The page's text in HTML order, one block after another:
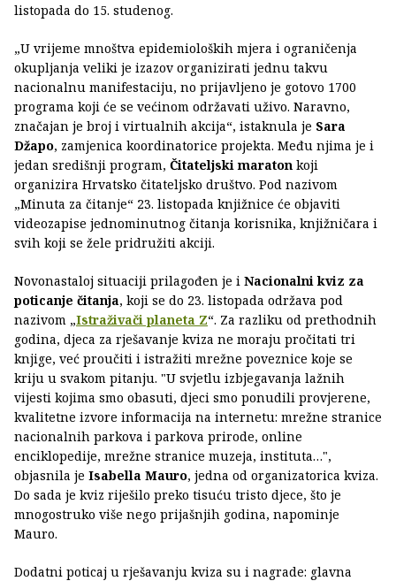
listopada do 15. studenog.
„U vrijeme mnoštva epidemioloških mjera i ograničenja
okupljanja veliki je izazov organizirati jednu takvu
nacionalnu manifestaciju, no prijavljeno je gotovo 1700
programa koji će se većinom održavati uživo. Naravno,
značajan je broj i virtualnih akcija“, istaknula je Sara
Džapo, zamjenica koordinatorice projekta. Među njima je i
jedan središnji program, Čitateljski maraton koji
organizira Hrvatsko čitateljsko društvo. Pod nazivom
„Minuta za čitanje“ 23. listopada knjižnice će objaviti
videozapise jednominutnog čitanja korisnika, knjižničara i
svih koji se žele pridružiti akciji.
Novonastaloj situaciji prilagođen je i Nacionalni kviz za
poticanje čitanja, koji se do 23. listopada održava pod
nazivom „Istraživači planeta Z“. Za razliku od prethodnih
godina, djeca za rješavanje kviza ne moraju pročitati tri
knjige, već proučiti i istražiti mrežne poveznice koje se
kriju u svakom pitanju. "U svjetlu izbjegavanja lažnih
vijesti kojima smo obasuti, djeci smo ponudili provjerene,
kvalitetne izvore informacija na internetu: mrežne stranice
nacionalnih parkova i parkova prirode, online
enciklopedije, mrežne stranice muzeja, instituta…",
objasnila je Isabella Mauro, jedna od organizatorica kviza.
Do sada je kviz riješilo preko tisuću tristo djece, što je
mnogostruko više nego prijašnjih godina, napominje
Mauro.
Dodatni poticaj u rješavanju kviza su i nagrade: glavna